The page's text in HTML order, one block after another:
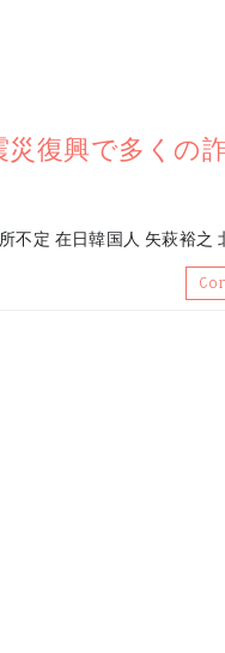
災復興で多くの
不定 在日韓国人 矢萩裕之